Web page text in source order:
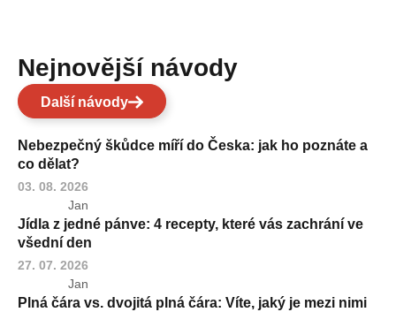
Nejnovější návody
Další návody
Nebezpečný škůdce míří do Česka: jak ho poznáte a
co dělat?
03. 08. 2026
Jan
Jídla z jedné pánve: 4 recepty, které vás zachrání ve
všední den
27. 07. 2026
Jan
Plná čára vs. dvojitá plná čára: Víte, jaký je mezi nimi